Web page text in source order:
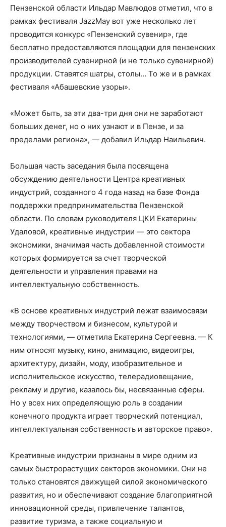
Пензенской области Ильдар Мавлюдов отметил, что в
рамках фестиваля JazzMay вот уже несколько лет
проводится конкурс «Пензенский сувенир», где
бесплатно предоставляются площадки для пензенских
производителей сувенирной (и не только сувенирной)
продукции. Ставятся шатры, столы… То же и в рамках
фестиваля «Абашевские узоры».
«Может быть, за эти два-три дня они не заработают
больших денег, но о них узнают и в Пензе, и за
пределами региона», — добавил Ильдар Наильевич.
Большая часть заседания была посвящена
обсуждению деятельности Центра креативных
индустрий, созданного 4 года назад на базе Фонда
поддержки предпринимательства Пензенской
области. По словам руководителя ЦКИ Екатерины
Удаловой, креативные индустрии — это сектора
экономики, значимая часть добавленной стоимости
которых формируется за счет творческой
деятельности и управления правами на
интеллектуальную собственность.
«В основе креативных индустрий лежат взаимосвязи
между творчеством и бизнесом, культурой и
технологиями, — отметила Екатерина Сергеевна. — К
ним относят музыку, кино, анимацию, видеоигры,
архитектуру, дизайн, моду, изобразительное и
исполнительское искусство, телерадиовещание,
рекламу и другие, казалось бы, несвязанные сферы.
Но у всех них определяющую роль в создании
конечного продукта играет творческий потенциал,
интеллектуальная собственность и авторское право».
Креативные индустрии признаны в мире одним из
самых быстрорастущих секторов экономики. Они не
только становятся движущей силой экономического
развития, но и обеспечивают создание благоприятной
инновационной среды, привлечение талантов,
развитие туризма, а также социальную и